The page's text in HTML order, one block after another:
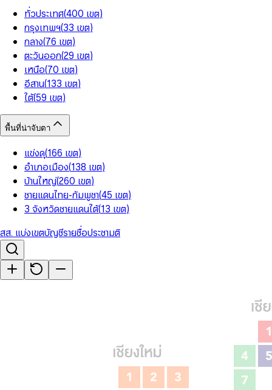
ทั่วประเทศ(400 เขต)
กรุงเทพฯ(33 เขต)
กลาง(76 เขต)
ตะวันออก(29 เขต)
เหนือ(70 เขต)
อีสาน(133 เขต)
ใต้(59 เขต)
พื้นที่น่าจับตา
แข่งดุ(166 เขต)
อำเภอเมือง(138 เขต)
บ้านใหญ่(260 เขต)
ชายแดนไทย-กัมพูชา(45 เขต)
3 จังหวัดชายแดนใต้(13 เขต)
สส. แบ่งเขตบัญชีรายชื่อประชามติ